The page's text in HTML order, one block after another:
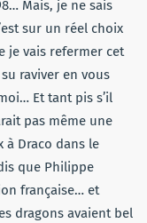
Mais, je ne sais
sur un réel choix
je vais refermer cet
raviver en vous
Et tant pis s’il
pas même une
à Draco dans le
que Philippe
française… et
dragons avaient bel